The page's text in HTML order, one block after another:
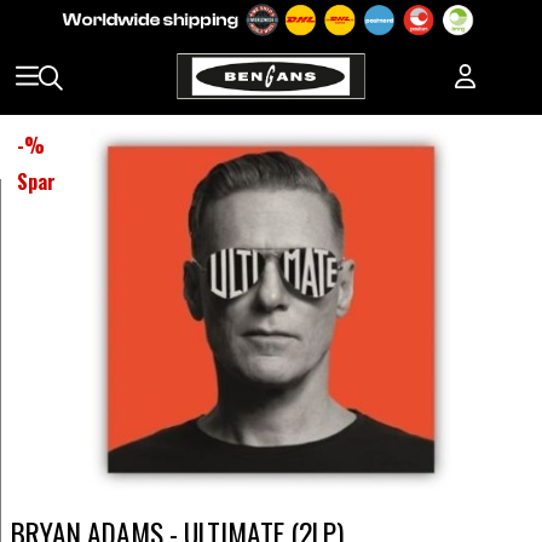
-%
Spar
BRYAN ADAMS - ULTIMATE (2LP)